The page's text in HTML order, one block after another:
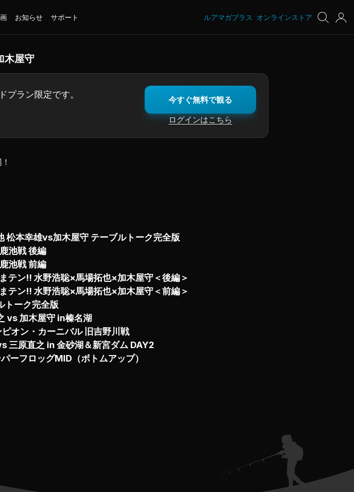
お知らせ サポート ルアマガプラス オンラインストア
木屋守
プラン限定です。
今すぐ無料で観る
ログインはこちら
クをはじめ、
本幸雄vs加木屋守 テーブルトーク完全版
池戦 後編
池戦 前編
テン!! 水野浩聡×馬場拓也×加木屋守＜後編＞
テン!! 水野浩聡×馬場拓也×加木屋守＜前編＞
トーク完全版
vs 加木屋守 in榛名湖
オン・カーニバル 旧吉野川戦
三原直之 in 金砂湖＆新宮ダム DAY2
ーフロッグMID（ボトムアップ）